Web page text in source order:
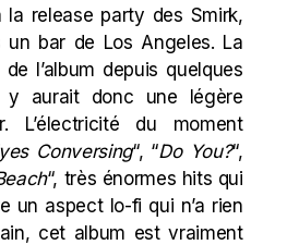
release party des Smirk,
un bar de Los Angeles. La
l’album depuis quelques
y aurait donc une légère
L’électricité du moment
Conversing“, “Do You?“,
“, très énormes hits qui
un aspect lo-fi qui n’a rien
cet album est vraiment